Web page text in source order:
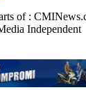
of :
Independent